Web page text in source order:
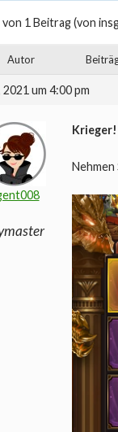
1 Beitrag (von
Autor
2021 um 4:00 pm
Krieger!
Nehmen